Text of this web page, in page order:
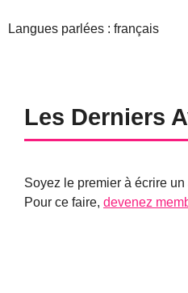
Langues parlées : français
Les Derniers
Soyez le premier à écrire un
Pour ce faire, devenez